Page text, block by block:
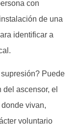
con
de una
identificar a
Puede
ascensor, el
vivan,
voluntario